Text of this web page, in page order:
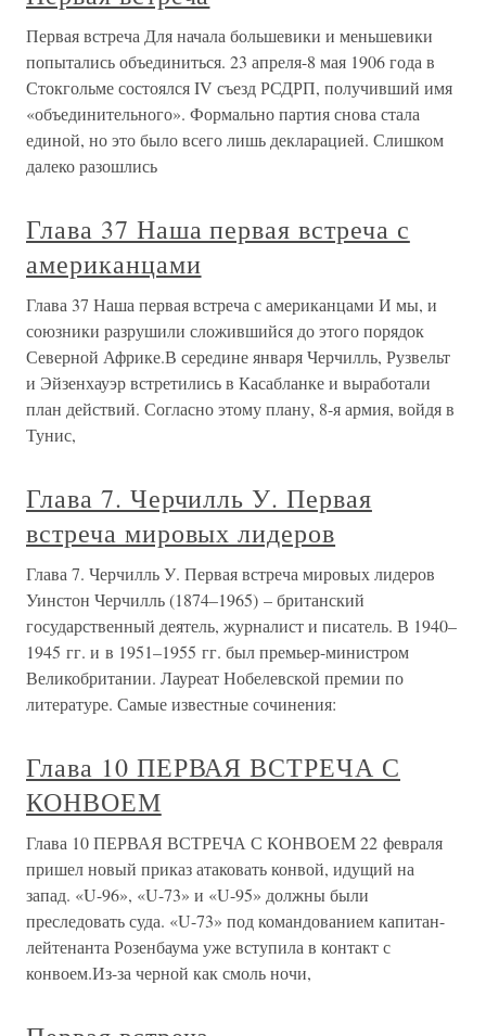
Первая встреча Для начала большевики и меньшевики
попытались объединиться. 23 апреля-8 мая 1906 года в
Стокгольме состоялся IV съезд РСДРП, получивший имя
«объединительного». Формально партия снова стала
единой, но это было всего лишь декларацией. Слишком
далеко разошлись
Глава 37 Наша первая встреча с
американцами
Глава 37 Наша первая встреча с американцами И мы, и
союзники разрушили сложившийся до этого порядок
Северной Африке.В середине января Черчилль, Рузвельт
и Эйзенхауэр встретились в Касабланке и выработали
план действий. Согласно этому плану, 8-я армия, войдя в
Тунис,
Глава 7. Черчилль У. Первая
встреча мировых лидеров
Глава 7. Черчилль У. Первая встреча мировых лидеров
Уинстон Черчилль (1874–1965) – британский
государственный деятель, журналист и писатель. В 1940–
1945 гг. и в 1951–1955 гг. был премьер-министром
Великобритании. Лауреат Нобелевской премии по
литературе. Самые известные сочинения:
Глава 10 ПЕРВАЯ ВСТРЕЧА С
КОНВОЕМ
Глава 10 ПЕРВАЯ ВСТРЕЧА С КОНВОЕМ 22 февраля
пришел новый приказ атаковать конвой, идущий на
запад. «U-96», «U-73» и «U-95» должны были
преследовать суда. «U-73» под командованием капитан-
лейтенанта Розенбаума уже вступила в контакт с
конвоем.Из-за черной как смоль ночи,